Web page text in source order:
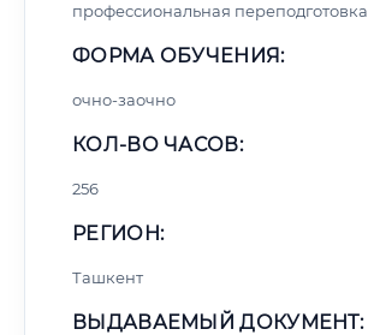
профессиональная переподготовка
ФОРМА ОБУЧЕНИЯ:
очно-заочно
КОЛ-ВО ЧАСОВ:
256
РЕГИОН:
Ташкент
ВЫДАВАЕМЫЙ ДОКУМЕНТ: